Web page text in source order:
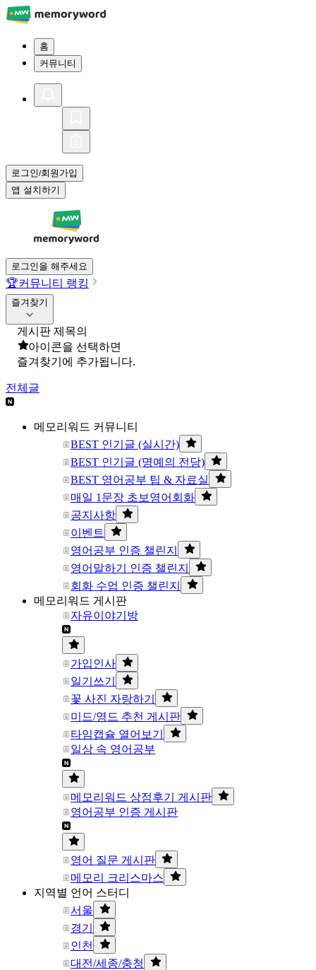
홈
커뮤니티
로그인/회원가입
앱 설치하기
로그인을 해주세요
🏆커뮤니티 랭킹
즐겨찾기
게시판 제목의
아이콘을 선택하면
즐겨찾기에 추가됩니다.
전체글
메모리워드 커뮤니티
BEST 인기글 (실시간)
BEST 인기글 (명예의 전당)
BEST 영어공부 팁 & 자료실
매일 1문장 초보영어회화
공지사항
이벤트
영어공부 인증 챌린지
영어말하기 인증 챌린지
회화 수업 인증 챌린지
메모리워드 게시판
자유이야기방
가입인사
일기쓰기
꽃 사진 자랑하기
미드/영드 추천 게시판
타임캡슐 열어보기
일상 속 영어공부
메모리워드 상점후기 게시판
영어공부 인증 게시판
영어 질문 게시판
메모리 크리스마스
지역별 언어 스터디
서울
경기
인천
대전/세종/충청